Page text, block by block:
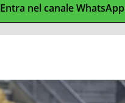
Entra nel canale WhatsApp